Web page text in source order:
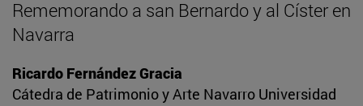
Rememorando a san Bernardo y al Císter en
Navarra
Ricardo Fernández Gracia
Cátedra de Patrimonio y Arte Navarro Universidad